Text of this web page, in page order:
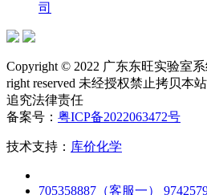
司
Copyright © 2022 广东东旺实验室
right reserved 未经授权禁止拷贝本
追究法律责任
备案号： 粤ICP备2022063472号
技术支持： 库价化学
705358887（客服一）